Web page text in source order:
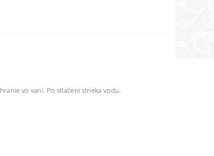
vo vani. Po stlačení strieka vodu.